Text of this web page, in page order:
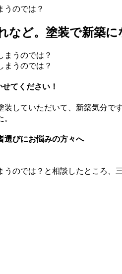
うのでは？
ど。塗装で新築に
てください！
していただいて、新築気分です
選びにお悩みの方々へ
のでは？と相談したところ、